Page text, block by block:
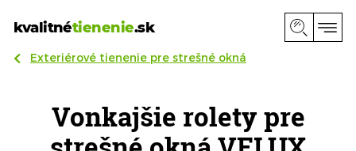
kvalitnétienenie.sk
Exteriérové tienenie pre strešné okná
Vonkajšie rolety pre